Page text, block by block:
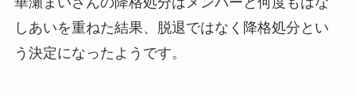
しあいを重ねた結果、脱退ではなく降格処分とい
う決定になったようです。